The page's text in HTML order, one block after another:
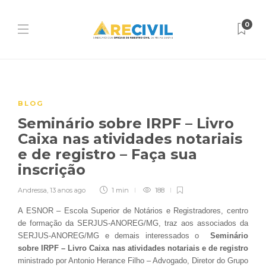
0
BLOG
Seminário sobre IRPF – Livro
Caixa nas atividades notariais
e de registro – Faça sua
inscrição
Andressa, 13 anos ago 1 min 188
A ESNOR – Escola Superior de Notários e Registradores, centro
de formação da SERJUS-ANOREG/MG, traz aos associados da
SERJUS-ANOREG/MG e demais interessados o Seminário
sobre IRPF – Livro Caixa nas atividades notariais e de registro
ministrado por Antonio Herance Filho – Advogado, Diretor do Grupo